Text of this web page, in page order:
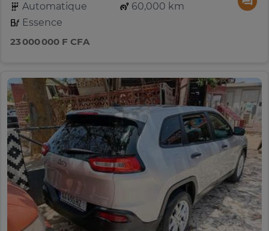
Automatique
60,000 km
Essence
23 000 000 F CFA